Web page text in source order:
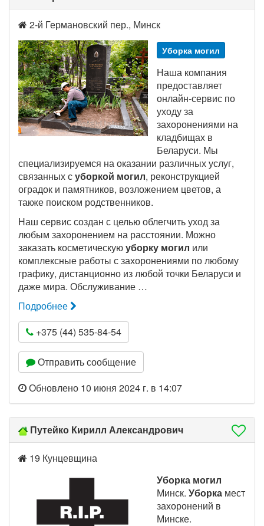
2-й Германовский пер., Минск
Уборка могил
Наша компания
предоставляет
онлайн-сервис по
уходу за
захоронениями на
кладбищах в
Беларуси. Мы
специализируемся на оказании различных услуг,
связанных суборкой могил, реконструкцией
оградок и памятников, возложением цветов, а
также поиском родственников.
Наш сервис создан с целью облегчить уход за
любым захоронением на расстоянии. Можно
заказать косметическуюуборку могил или
комплексные работы с захоронениями по любому
графику, дистанционно из любой точки Беларуси и
даже мира. Обслуживание …
Подробнее
+375 (44) 535-84-54
Отправить сообщение
Обновлено 10 июня 2024 г. в 14:07
Путейко Кирилл Александрович
19 Кунцевщина
Уборка могил
Минск. Уборка мест
захоронений в
Минске.